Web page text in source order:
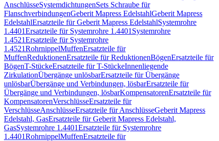
AnschlüsseSystemdichtungenSets Schraube für
FlanschverbindungenGeberit Mapress EdelstahlGeberit Mapress
EdelstahlErsatzteile für Geberit Mapress EdelstahlSystemrohre
1.4401Ersatzteile für Systemrohre 1.4401 Systemrohre
1.4521Ersatzteile für Systemrohre
1.4521RohrnippelMuffenErsatzteile für
MuffenReduktionenErsatzteile für ReduktionenBögenErsatzteile für
BögenT-StückeErsatzteile für T-StückeInnenliegende
ZirkulationÜbergänge unlösbarErsatzteile für Übergänge
unlösbarÜbergänge und Verbindungen, lösbarErsatzteile für
Übergänge und Verbindungen, lösbarKompensatorenErsatzteile für
KompensatorenVerschlüsseErsatzteile für
VerschlüsseAnschlüsseErsatzteile für AnschlüsseGeberit Mapress
Edelstahl, GasErsatzteile für Geberit Mapress Edelstahl,
GasSystemrohre 1.4401Ersatzteile für Systemrohre
1.4401RohrnippelMuffenErsatzteile für